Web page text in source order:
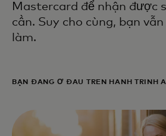
Mastercard để nhận được
cần. Suy cho cùng, bạn
làm.
BẠN ĐANG Ở ĐÂU TRÊN HÀNH TRÌNH